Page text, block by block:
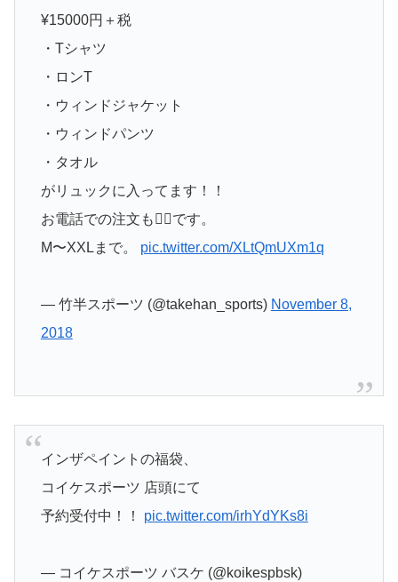
¥15000円＋税
・Tシャツ
・ロンT
・ウィンドジャケット
・ウィンドパンツ
・タオル
がリュックに入ってます！！
お電話での注文も🙆‍♀️です。
M〜XXLまで。 pic.twitter.com/XLtQmUXm1q
— 竹半スポーツ (@takehan_sports) November 8,
2018
インザペイントの福袋、
コイケスポーツ 店頭にて
予約受付中！！ pic.twitter.com/irhYdYKs8i
— コイケスポーツ バスケ (@koikespbsk)